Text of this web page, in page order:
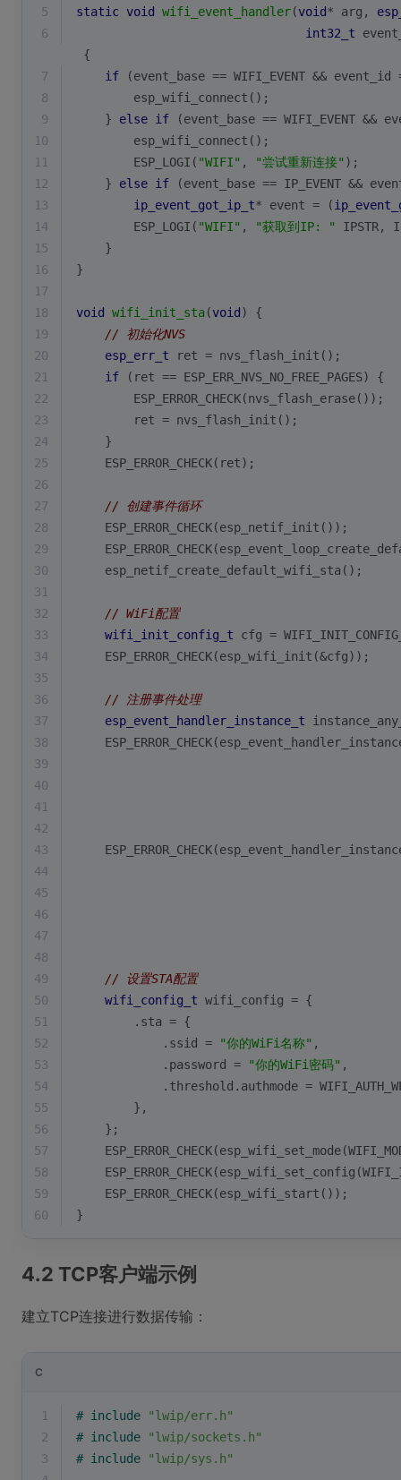
5 static void wifi_event_handler(void* arg,
6
int32_t
{
7
if (event_base == WIFI_EVENT && event_id
8
        esp_wifi_connect();
9
    }
else if (event_base == WIFI_EVENT &&
10
        esp_wifi_connect();
11
        ESP_LOGI(
"WIFI" , "尝试重新连接" );
12
    }
else if (event_base == IP_EVENT &&
13
ip_event_got_ip_t* event = (
14
        ESP_LOGI(
"WIFI" , "获取到IP: "
IPSTR,
15
    }
16
}
17
18
void wifi_init_sta(void )
{
19
// 初始化NVS
20
esp_err_t ret = nvs_flash_init();
21
if (ret == ESP_ERR_NVS_NO_FREE_PAGES) {
22
        ESP_ERROR_CHECK(nvs_flash_erase());
23
        ret = nvs_flash_init();
24
    }
25
    ESP_ERROR_CHECK(ret);
26
27
// 创建事件循环
28
    ESP_ERROR_CHECK(esp_netif_init());
29
30
    esp_netif_create_default_wifi_sta();
31
32
// WiFi配置
33
wifi_init_config_t cfg =
34
    ESP_ERROR_CHECK(esp_wifi_init(&cfg));
35
36
// 注册事件处理
37
esp_event_handler_instance_t
38
39
40
41
42
43
44
45
46
47
48
49
// 设置STA配置
50
wifi_config_t wifi_config = {
51
        .sta = {
52
            .ssid =
"你的WiFi名称" ,
53
            .password =
"你的WiFi密码" ,
54
.threshold.authmode =
55
        },
56
    };
57
58
59
    ESP_ERROR_CHECK(esp_wifi_start());
60
}
4.2 TCP客户端示例
建立TCP连接进行数据传输：
C
1 # include
"lwip/err.h"
2
# include
"lwip/sockets.h"
3
# include
"lwip/sys.h"